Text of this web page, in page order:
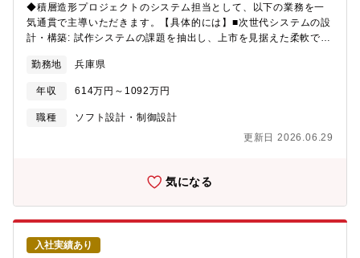
す。
ージェントと人が協働する次世代のソフトウェア開発プロセスを
ゼロから設計するポジションです。要求仕様から設計・実装・評
価までを一気通貫でつなぐ仕組みの構築を通じて、将来のソフト
ウェア開発の標準プロセスを創り上げることに挑戦いただきま
新たな成長機会も提供し、AIエージェントとエンジニアが一緒に
いくことを期待しています。◆使用する開発言語・ソフト・装置/
機器等■ 開発環境・使用言語- AI基盤：GitHub Copilot（GPT5、
の仕事の魅力① あなたが持つソフトウェア開発の実践経験や、進
を活用させることで、FA分野の商品で求められる性能品質を担保
◆積層造形プロジェクトのシステム担当として、以下の業務を一
気通貫で主導いただきます。【具体的には】■次世代システムの設
計・構築: 試作システムの課題を抽出し、上市を見据えた柔軟で堅
制御系・強度系の専門研究員と連携し、物理現象をデジタルで制
御するための要件定義およびプロジェクト管理■ハードウェア連携
実装: 溶接ロボットや電源の制御技術をシステムへ統合する実装支
援■技術資産のドキュメント化: 試行錯誤のプロセスをナレッジ化
集背景】同社では、労働人口減少や市場縮小に伴い、省人化かつ
積層造形に関わる技術開発に2014年から取り組んでまいりまし
た。いくつもの壁にぶつかり、当初は不可能という声も多くあり
ましたが、2020年にプロジェクトとして発足し、「研究開発は勝
率ではなく、最後に1勝できれば勝ち」というプロジェクトリーダ
ーの考えの下、諦めずに議論とトライアンドエラーを繰り返し、
部品の製造実証に成功いたしました。次のステップとして、技術
勤務地 兵庫県
年収 614万円～1092万円
職種
ソフト設計・制御設計
更新日 2026.06.29
気になる
入社実績あり